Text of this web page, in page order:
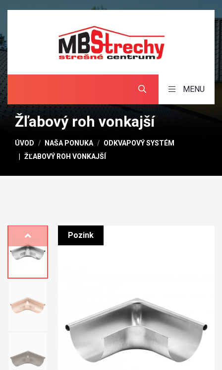
MENU
Žľabový roh vonkajší
ÚVOD NAŠA PONUKA
ODKVAPOVÝ SYSTÉM
ŽĽABOVÝ ROH VONKAJŠÍ
Pozink